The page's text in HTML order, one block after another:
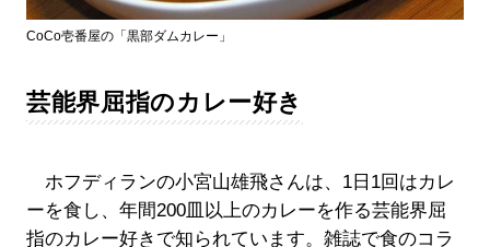
CoCo壱番屋の「黒部ダムカレー」
芸能界屈指のカレー好き
ホフディランの小宮山雄飛さんは、1日1回はカレ
ーを食し、年間200皿以上のカレーを作る芸能界屈
指のカレー好きで知られています。雑誌で食のコラ